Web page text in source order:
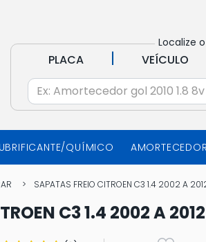
Localize
PLACA | VEÍCULO
QUÍMICO AMORTECEDOR
SAPATAS FREIO CITROEN C3 1.4 2002 A
C3 1.4 2002 A 2012